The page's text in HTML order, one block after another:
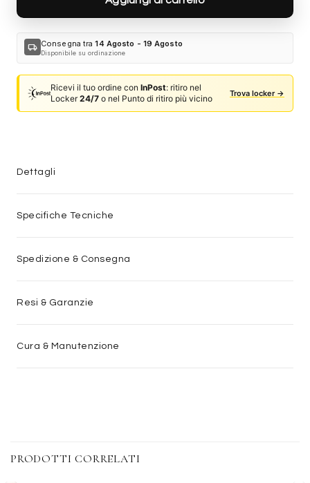
local_shipping Consegna tra14 Agosto - 19 Agosto
Disponibile su ordinazione
Ricevi il tuo ordine conInPost: ritiro nel
Locker24/7 o nel Punto di ritiro più vicino
Trova locker →
Dettagli
Specifiche Tecniche
Spedizione & Consegna
Resi & Garanzie
Cura & Manutenzione
PRODOTTI CORRELATI